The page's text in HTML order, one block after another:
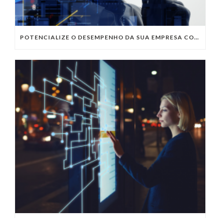
POTENCIALIZE O DESEMPENHO DA SUA EMPRESA COM OS SERVIÇOS DE TI DA VIVO VITA